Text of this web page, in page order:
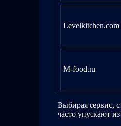
Levelkitchen.com
M-food.ru
Выбирая сервис,
часто упускают